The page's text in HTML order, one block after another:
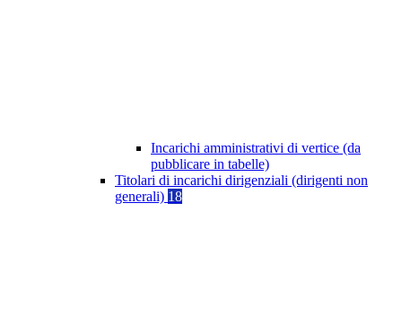
Incarichi amministrativi di vertice (da
pubblicare in tabelle)
Titolari di incarichi dirigenziali (dirigenti non
generali) 18